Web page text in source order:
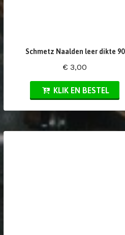
Schmetz Naalden leer dikte 90
€ 3,00
KLIK EN BESTEL